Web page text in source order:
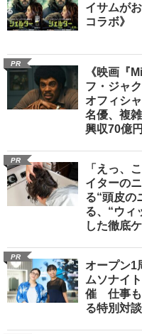
イサムが
コラボ》
PR
《映画『
フ・ジャ
オフィシ
名優、複
興収70億
PR
「えっ、
イターの
る“頭皮の
る、“ウィ
した徹底
PR
オープン1
ムソナイ
催 仕事も
る特別対